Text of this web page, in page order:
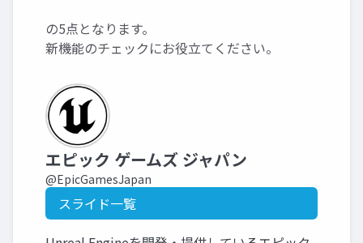
の5点となります。
新機能のチェックにお役立てください。
エピック ゲームズ ジャパン
@EpicGamesJapan
スライド一覧